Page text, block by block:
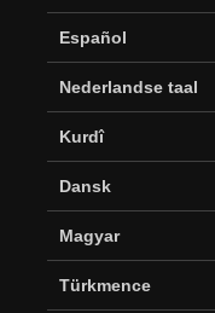
Español
Nederlandse taal
Kurdî
Dansk
Magyar
Türkmence